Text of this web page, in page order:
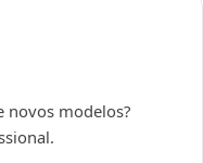
novos modelos?